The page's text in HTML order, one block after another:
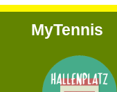
MyTennis